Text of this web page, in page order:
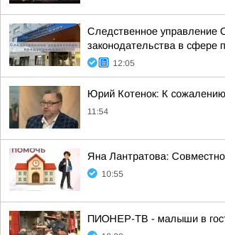
Следственное управление
законодательства в сфере
12:05
Юрий Котенок: К
11:54
Яна Лантратова: Совместно
10:55
ПИОНЕР-ТВ - малыши в